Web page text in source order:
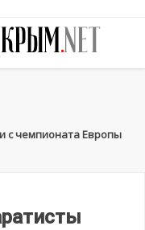
с чемпионата Европы